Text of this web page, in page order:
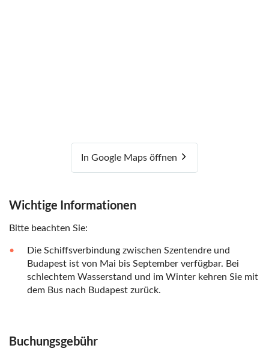
In Google Maps öffnen
Wichtige Informationen
Bitte beachten Sie:
Die Schiffsverbindung zwischen Szentendre und
Budapest ist von Mai bis September verfügbar. Bei
schlechtem Wasserstand und im Winter kehren Sie mit
dem Bus nach Budapest zurück.
Buchungsgebühr